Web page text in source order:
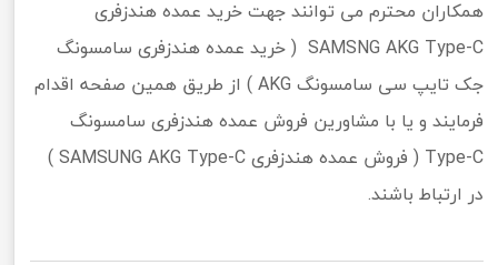
همکاران محترم می توانند جهت خرید عمده هندزفری
SAMSNG AKG Type-C ( خرید عمده هندزفری سامسونگ
جک تایپ سی سامسونگ AKG ) از طریق همین صفحه اقدام
فرمایند و یا با مشاورین فروش عمده هندزفری سامسونگ
Type-C ( فروش عمده هندزفری SAMSUNG AKG Type-C )
در ارتباط باشند.